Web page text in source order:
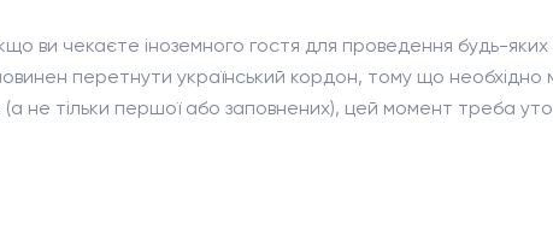
ви чекаєте іноземного гостя для проведення будь-яких
перетнути український кордон, тому що
не тільки першої або заповнених), цей момент треба